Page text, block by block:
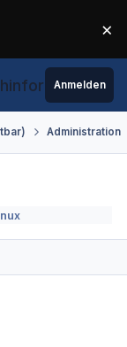
×
Anmelden
Administration